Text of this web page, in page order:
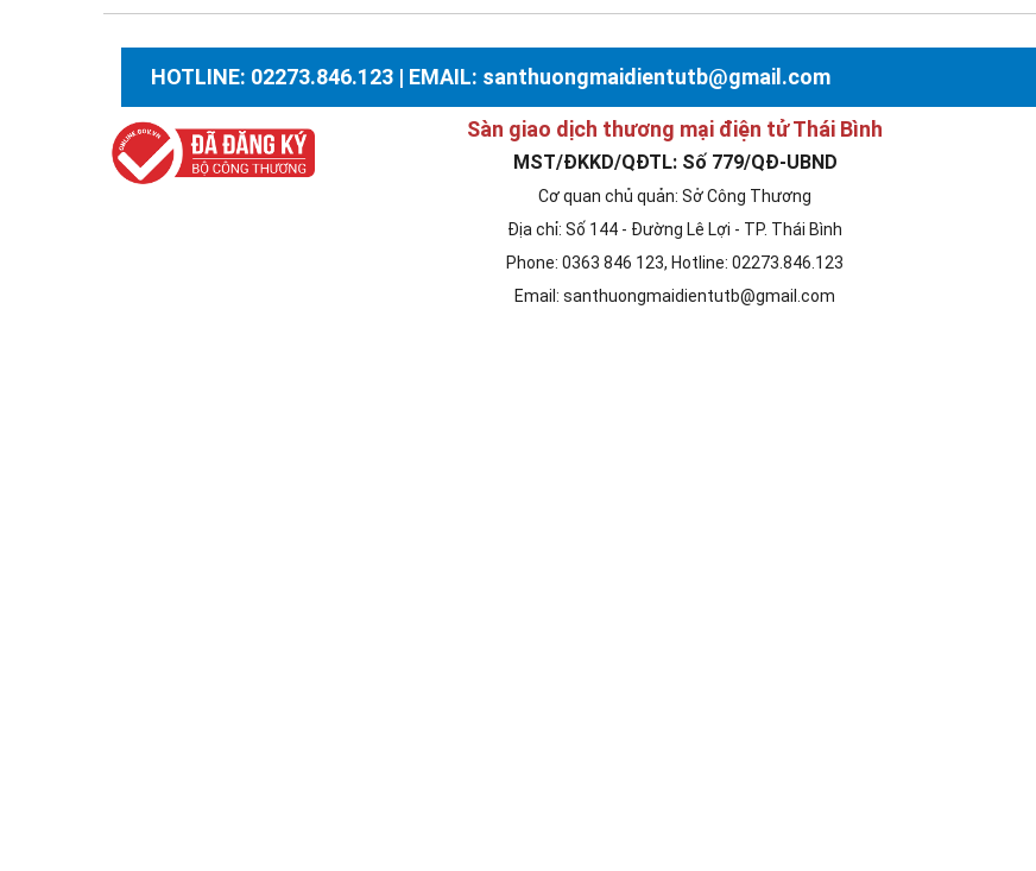
HOTLINE: 02273.846.123 | EMAIL: santhuongmaidientutb@gmail.com
Sàn giao dịch thương mại điện tử Thái Bình
MST/ĐKKD/QĐTL: Số 779/QĐ-UBND
Cơ quan chủ quản: Sở Công Thương
Địa chỉ: Số 144 - Đường Lê Lợi - TP. Thái Bình
Phone: 0363 846 123, Hotline: 02273.846.123
Email: santhuongmaidientutb@gmail.com